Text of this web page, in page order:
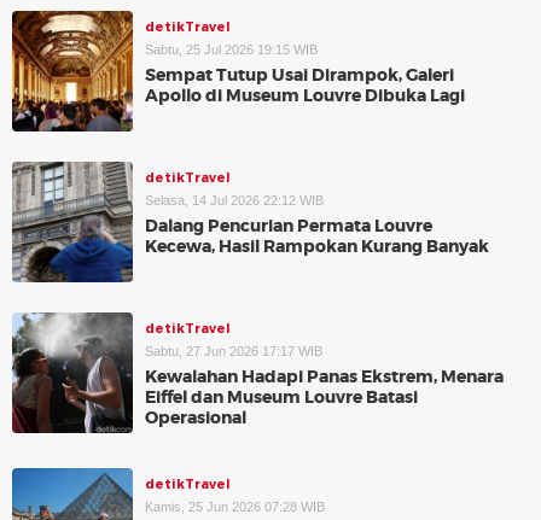
detikTravel
Sabtu, 25 Jul 2026 19:15 WIB
Sempat Tutup Usai Dirampok, Galeri
Apollo di Museum Louvre Dibuka Lagi
detikTravel
Selasa, 14 Jul 2026 22:12 WIB
Dalang Pencurian Permata Louvre
Kecewa, Hasil Rampokan Kurang Banyak
detikTravel
Sabtu, 27 Jun 2026 17:17 WIB
Kewalahan Hadapi Panas Ekstrem, Menara
Eiffel dan Museum Louvre Batasi
Operasional
detikTravel
Kamis, 25 Jun 2026 07:28 WIB